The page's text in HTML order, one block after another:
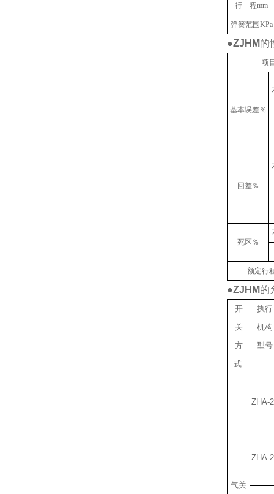
行 程mm
弹簧范围KPa
●ZJHM的
项
基本误差％
回差％
死区％
额定行
●ZJHM的
开
执行
关
机构
方
型号
式
气关
ZHA-
ZHA-